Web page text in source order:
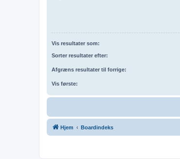
Vis resultater som:
Sorter resultater efter:
Afgræns resultater til forrige:
Vis første:
Hjem Boardindeks